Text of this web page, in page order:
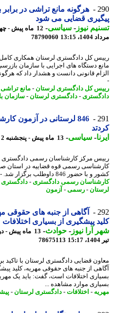
هرگونه مانع تراشی در برابر
قضایی می شود
نیوز-سیاسی-
13:15
78790060
کل دادگستری لرستان همکاری کامل و
دستگاه های اجرایی با سازمان بازرسی را
قانونی دانست و هشدار داد که
کل دادگستری لرستان-مانع تراشی -
- دادگستری لرستان-سازمان
846 لرستانی در آزمون
-سیاسی-13 ماه پیش - پنجشنبه 2 مرداد 1404، 15:00
مرکز کارشناسان رسمی دادگستری
رسمی قوه قضاییه در استان صبح
حضور 846 داوطلب برگزار شد. -
رسمی دادگستری- دادگستری-
-رسمی-آزمون
آگاهی از جنبه های حقوقی
پیشگیری از بسیاری اختلافات
آرا نیوز-حوادث -
78675113
قضایی دادگستری لرستان با تاکید بر اینکه
از جنبه های حقوقی مهریه، کلید پیشگیری
اختلافات است، گفت: باید یک مهریه
موارد مشاهده ...
- اختلافات-دادگستری لرستان-